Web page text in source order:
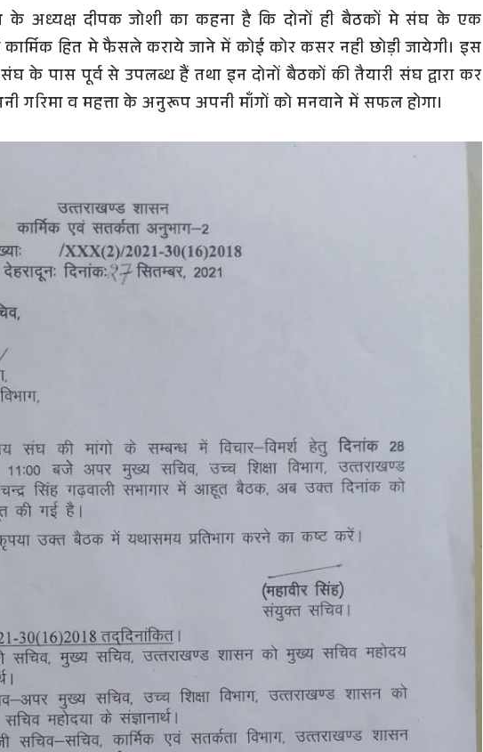
अध्यक्ष दीपक जोशी का कहना है कि दोनों ही बैठकों मे संघ के एक
कार्मिक हित मे फैसले कराये जाने में कोई कोर कसर नही छोड़ी जायेगी। इस
के पास पूर्व से उपलब्ध हैं तथा इन दोनों बैठकों की तैयारी संघ द्वारा कर
गरिमा व महत्ता के अनुरूप अपनी माँगों को मनवाने में सफल होगा।